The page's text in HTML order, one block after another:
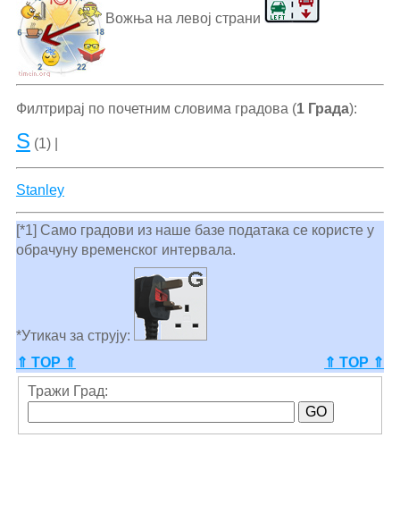
Вожња на левој страни
Филтрирај по почетним словима градова (1 Града):
S (1) |
Stanley
[*1] Само градови из наше базе података се користе у
обрачуну временског интервала.
*Утикач за струју:
⇑ TOP ⇑
⇑ TOP ⇑
Тражи Град: